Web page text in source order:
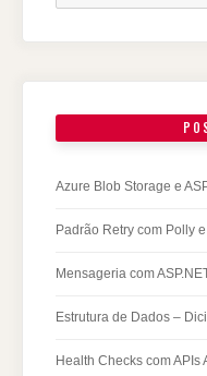
Azure Blob Storage e
Padrão Retry com Polly
Mensageria com
Estrutura de Dados –
Health Checks com APIs